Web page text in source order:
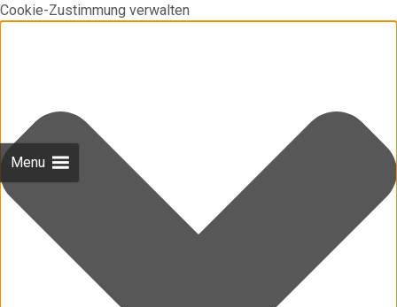
Cookie-Zustimmung verwalten
Menu